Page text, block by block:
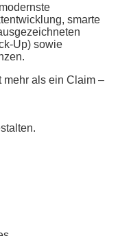
smarte
Up) sowie
mehr als ein Claim –